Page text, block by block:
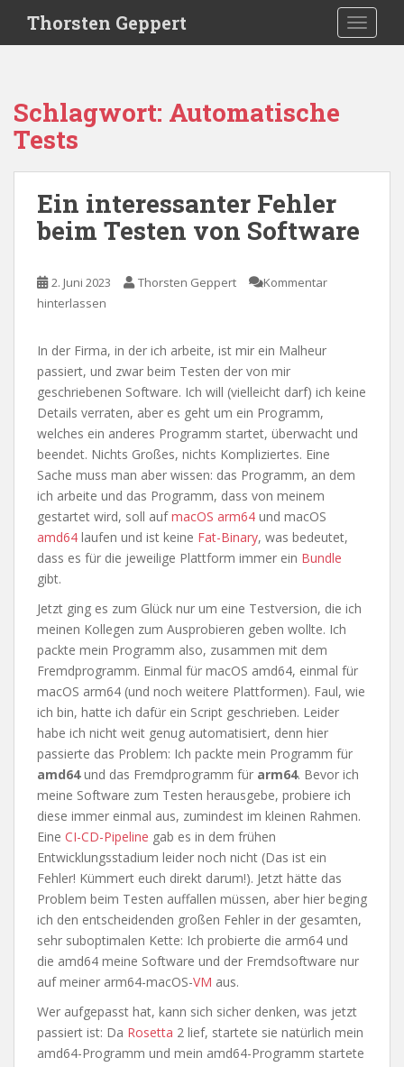
i
Thorsten Geppert
Schlagwort: Automatische
Tests
Ein interessanter Fehler
beim Testen von Software
2. Juni 2023 Thorsten Geppert
Kommentar
hinterlassen
In der Firma, in der ich arbeite, ist mir ein Malheur
passiert, und zwar beim Testen der von mir
geschriebenen Software. Ich will (vielleicht darf) ich keine
Details verraten, aber es geht um ein Programm,
welches ein anderes Programm startet, überwacht und
beendet. Nichts Großes, nichts Kompliziertes. Eine
Sache muss man aber wissen: das Programm, an dem
ich arbeite und das Programm, dass von meinem
gestartet wird, soll aufmacOS arm64 und macOS
amd64 laufen und ist keine Fat-Binary, was bedeutet,
dass es für die jeweilige Plattform immer ein Bundle
gibt.
Jetzt ging es zum Glück nur um eine Testversion, die ich
meinen Kollegen zum Ausprobieren geben wollte. Ich
packte mein Programm also, zusammen mit dem
Fremdprogramm. Einmal für macOS amd64, einmal für
macOS arm64 (und noch weitere Plattformen). Faul, wie
ich bin, hatte ich dafür ein Script geschrieben. Leider
habe ich nicht weit genug automatisiert, denn hier
passierte das Problem: Ich packte mein Programm für
amd64und das Fremdprogramm für arm64. Bevor ich
meine Software zum Testen herausgebe, probiere ich
diese immer einmal aus, zumindest im kleinen Rahmen.
Eine CI-CD-Pipeline gab es in dem frühen
Entwicklungsstadium leider noch nicht (Das ist ein
Fehler! Kümmert euch direkt darum!). Jetzt hätte das
Problem beim Testen auffallen müssen, aber hier beging
ich den entscheidenden großen Fehler in der gesamten,
sehr suboptimalen Kette: Ich probierte die arm64 und
die amd64 meine Software und der Fremdsoftware nur
auf meiner arm64-macOS-VM aus.
Wer aufgepasst hat, kann sich sicher denken, was jetzt
passiert ist: Da Rosetta 2 lief, startete sie natürlich mein
amd64-Programm und mein amd64-Programm startete